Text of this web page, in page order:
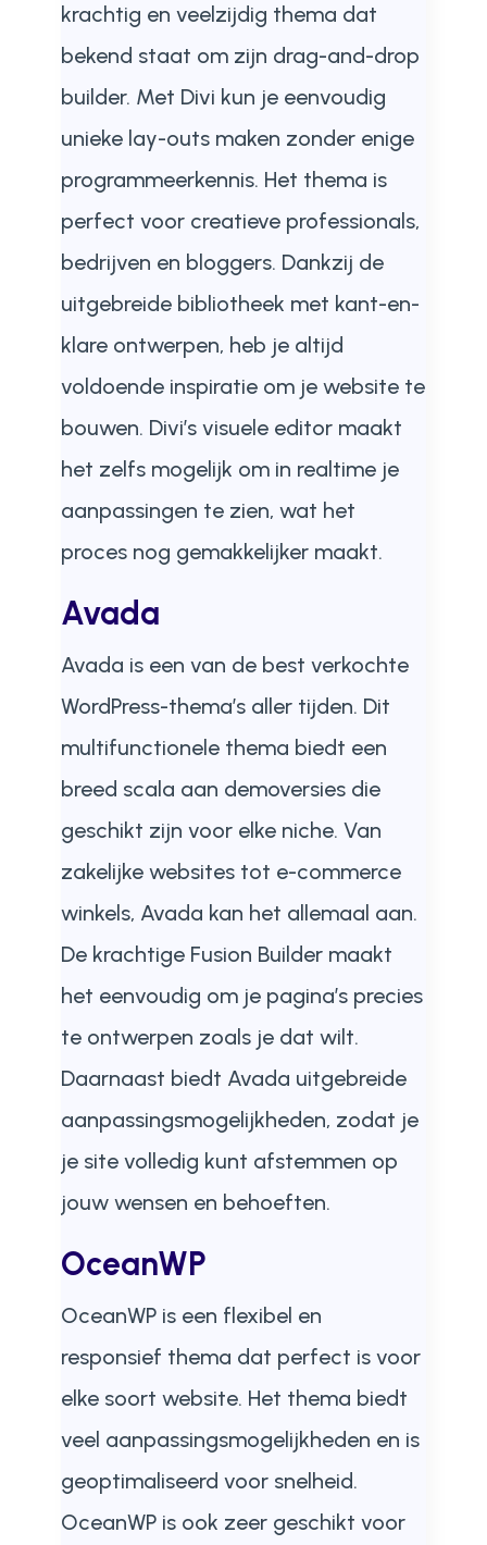
krachtig en veelzijdig thema dat
bekend staat om zijn drag-and-drop
builder. Met Divi kun je eenvoudig
unieke lay-outs maken zonder enige
programmeerkennis. Het thema is
perfect voor creatieve professionals,
bedrijven en bloggers. Dankzij de
uitgebreide bibliotheek met kant-en-
klare ontwerpen, heb je altijd
voldoende inspiratie om je website te
bouwen. Divi’s visuele editor maakt
het zelfs mogelijk om in realtime je
aanpassingen te zien, wat het
proces nog gemakkelijker maakt.
Avada
Avada is een van de best verkochte
WordPress-thema’s aller tijden. Dit
multifunctionele thema biedt een
breed scala aan demoversies die
geschikt zijn voor elke niche. Van
zakelijke websites tot e-commerce
winkels, Avada kan het allemaal aan.
De krachtige Fusion Builder maakt
het eenvoudig om je pagina’s precies
te ontwerpen zoals je dat wilt.
Daarnaast biedt Avada uitgebreide
aanpassingsmogelijkheden, zodat je
je site volledig kunt afstemmen op
jouw wensen en behoeften.
OceanWP
OceanWP is een flexibel en
responsief thema dat perfect is voor
elke soort website. Het thema biedt
veel aanpassingsmogelijkheden en is
geoptimaliseerd voor snelheid.
OceanWP is ook zeer geschikt voor